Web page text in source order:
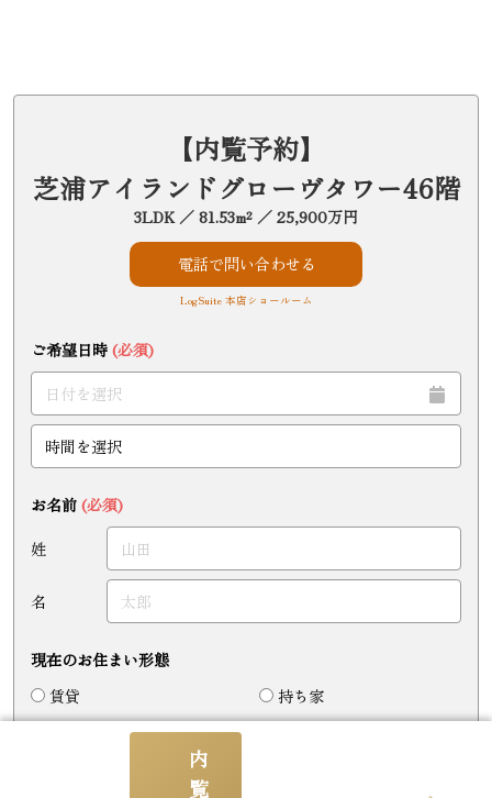
【内覧予約】
芝浦アイランドグローヴタワー46階
3LDK ／ 81.53m² ／ 25,900万円
電話で問い合わせる
LogSuite 本店ショールーム
ご希望日時 (必須)
お名前 (必須)
姓
名
現在のお住まい形態
賃貸
持ち家
内
覧